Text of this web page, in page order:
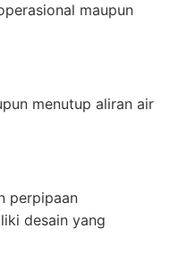
maupun
menutup aliran air
perpipaan
desain yang